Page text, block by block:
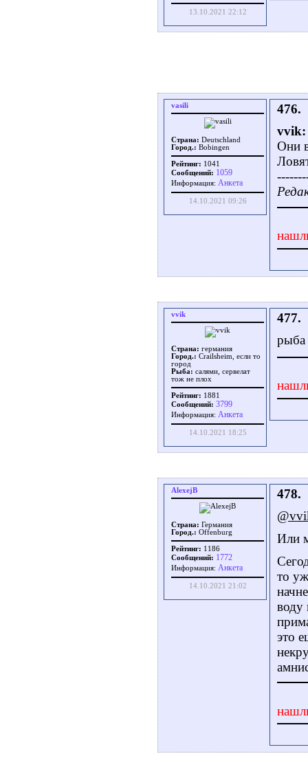
13.10.2021 22:12
vasili
Страна: Deutschland
Город.: Bobingen
Рейтинг: 1041
Сообщений: 1059
Информация: Aнкета
14.10.2021 09:26
476.
vvik:
Они
vvik
Страна: германия
Город.: Crailsheim, если то
город
Рыба: салями, сервелат
тож не плох
Рейтинг: 1881
Сообщений: 3799
Информация: Aнкета
14.10.2021 18:25
477.
рыба
AlexejB
Страна: Германия
Город.: Offenburg
Рейтинг: 1186
Сообщений: 1772
Информация: Aнкета
14.10.2021 21:02
478.
Или
то
воду
это